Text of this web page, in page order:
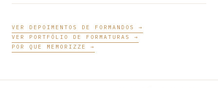
VER DEPOIMENTOS DE FORMANDOS →
VER PORTFÓLIO DE FORMATURAS →
POR QUE MEMORIZZE →